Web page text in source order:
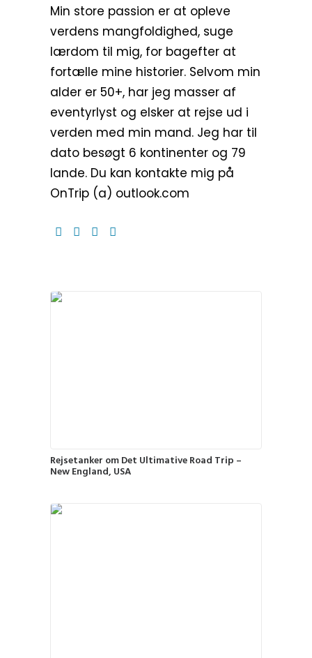
Min store passion er at opleve
verdens mangfoldighed, suge
lærdom til mig, for bagefter at
fortælle mine historier. Selvom min
alder er 50+, har jeg masser af
eventyrlyst og elsker at rejse ud i
verden med min mand. Jeg har til
dato besøgt 6 kontinenter og 79
lande. Du kan kontakte mig på
OnTrip (a) outlook.com
Rejsetanker om Det Ultimative Road Trip –
New England, USA